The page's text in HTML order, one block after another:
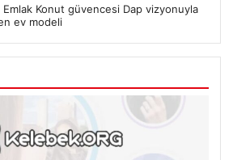
Emlak Konut güvencesi Dap vizyonuyla
ev modeli